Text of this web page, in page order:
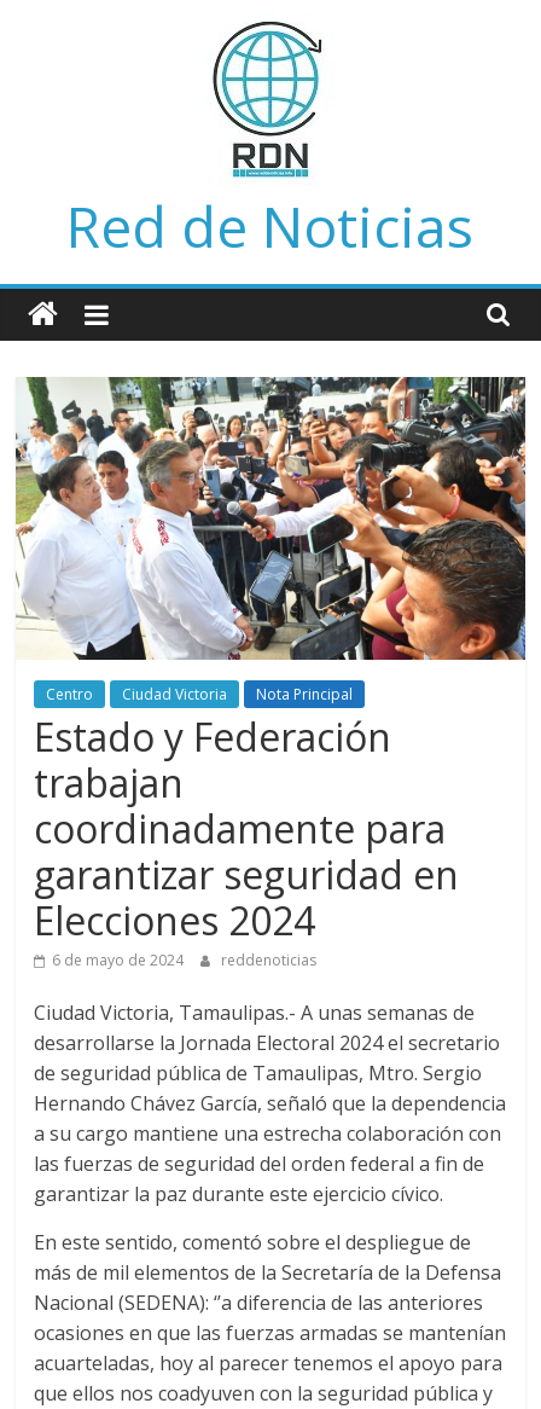
Red de Noticias
Centro Ciudad Victoria Nota Principal
Estado y Federación
trabajan
coordinadamente para
garantizar seguridad en
Elecciones 2024
6 de mayo de 2024 reddenoticias
Ciudad Victoria, Tamaulipas.- A unas semanas de
desarrollarse la Jornada Electoral 2024 el secretario
de seguridad pública de Tamaulipas, Mtro. Sergio
Hernando Chávez García, señaló que la dependencia
a su cargo mantiene una estrecha colaboración con
las fuerzas de seguridad del orden federal a fin de
garantizar la paz durante este ejercicio cívico.
En este sentido, comentó sobre el despliegue de
más de mil elementos de la Secretaría de la Defensa
Nacional (SEDENA): ‘’a diferencia de las anteriores
ocasiones en que las fuerzas armadas se mantenían
acuarteladas, hoy al parecer tenemos el apoyo para
que ellos nos coadyuven con la seguridad pública y